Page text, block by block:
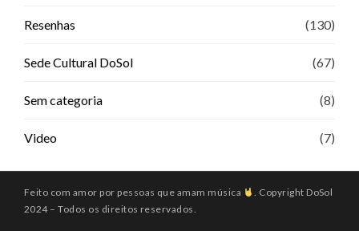
Resenhas (130)
Sede Cultural DoSol (67)
Sem categoria (8)
Video (7)
Feito com amor por pessoas que amam música
. Copyright DoSol
2024 – Todos os direitos reservados.